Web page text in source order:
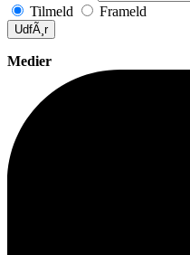
Tilmeld
Frameld
UdfÃ¸r
Medier